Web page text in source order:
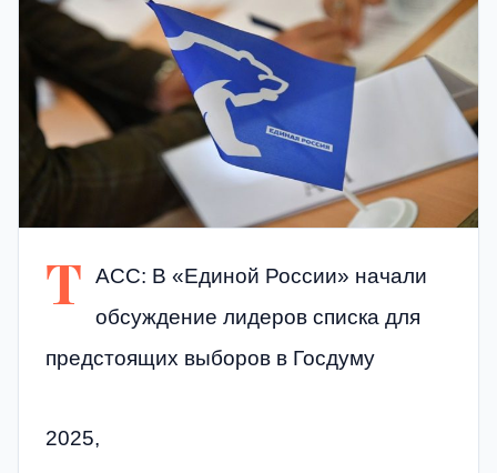
Т
АСС: В «Единой России» начали
обсуждение лидеров списка для
предстоящих выборов в Госдуму
2025,